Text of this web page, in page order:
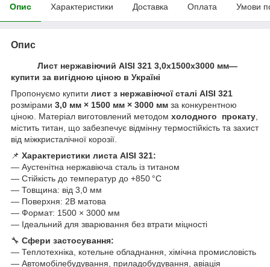
Опис Характеристики Доставка Оплата Умови
Опис
Лист нержавіючий AISI 321 3,0х1500х3000 мм—
купити за вигідною ціною в Україні
Пропонуємо купити лист з нержавіючої сталі AISI 321
розмірами 3,0 мм × 1500 мм × 3000 мм за конкурентною
ціною. Матеріал виготовлений методом холодного прокату
містить титан, що забезпечує відмінну термостійкість та захист
від міжкристалічної корозії.
📌 Характеристики листа AISI 321:
— Аустенітна нержавіюча сталь із титаном
— Стійкість до температур до +850 °C
— Товщина: від 3,0 мм
— Поверхня: 2B матова
— Формат: 1500 × 3000 мм
— Ідеальний для зварювання без втрати міцності
🔧 Сфери застосування:
— Теплотехніка, котельне обладнання, хімічна промисловість
— Автомобілебудування, приладобудування, авіація